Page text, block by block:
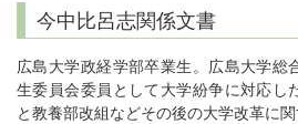
今中比呂志関係文書
広島大学政経学部卒業生。広島大学総
生委員会委員として大学紛争に対応し
と教養部改組などその後の大学改革に関